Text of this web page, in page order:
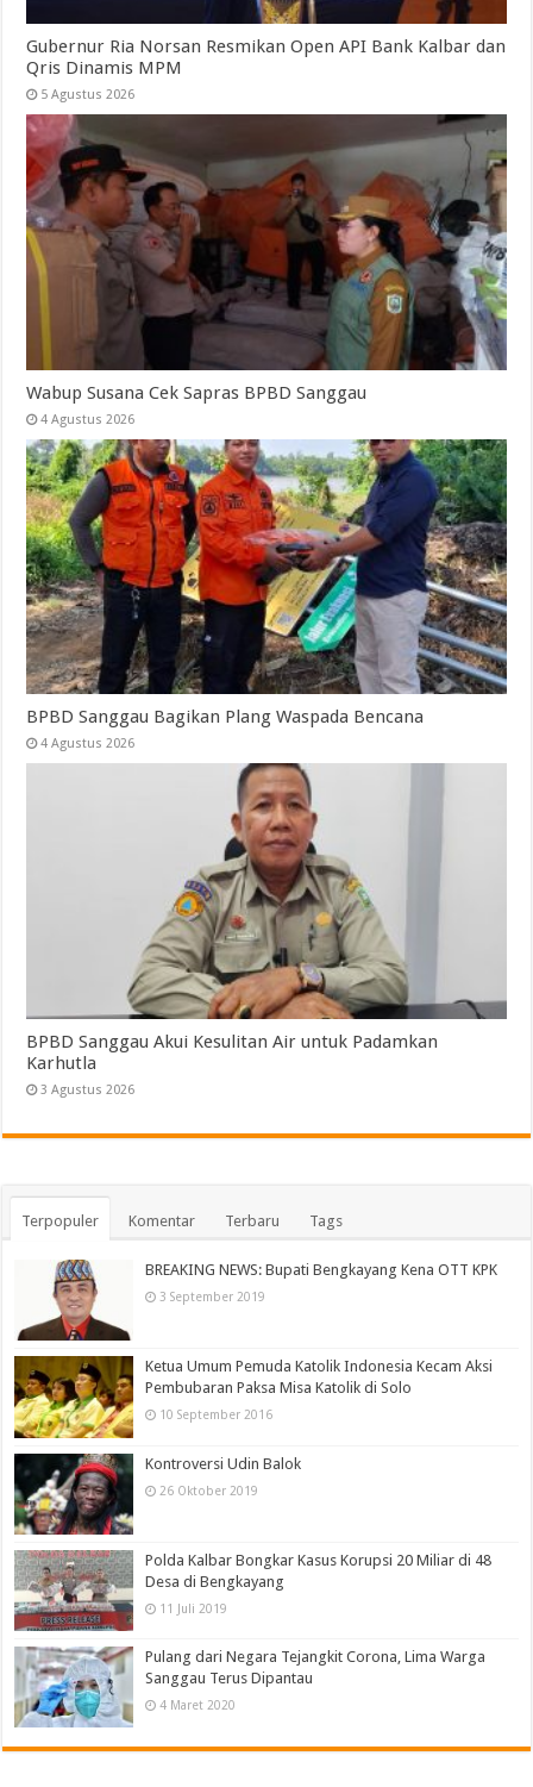
Gubernur Ria Norsan Resmikan Open API Bank Kalbar dan
Qris Dinamis MPM
5 Agustus 2026
Wabup Susana Cek Sapras BPBD Sanggau
4 Agustus 2026
BPBD Sanggau Bagikan Plang Waspada Bencana
4 Agustus 2026
BPBD Sanggau Akui Kesulitan Air untuk Padamkan
Karhutla
3 Agustus 2026
Terpopuler Komentar Terbaru Tags
BREAKING NEWS: Bupati Bengkayang Kena OTT KPK
3 September 2019
Ketua Umum Pemuda Katolik Indonesia Kecam Aksi
Pembubaran Paksa Misa Katolik di Solo
10 September 2016
Kontroversi Udin Balok
26 Oktober 2019
Polda Kalbar Bongkar Kasus Korupsi 20 Miliar di 48
Desa di Bengkayang
11 Juli 2019
Pulang dari Negara Tejangkit Corona, Lima Warga
Sanggau Terus Dipantau
4 Maret 2020